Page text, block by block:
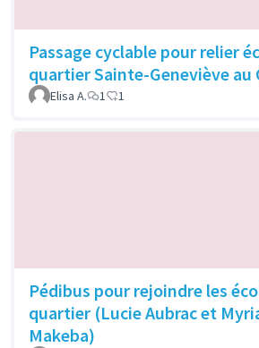
Passage cyclable pour relier
quartier Sainte-Geneviève au
Elisa A. 1 1
Pédibus pour rejoindre les
quartier (Lucie Aubrac et
Makeba)